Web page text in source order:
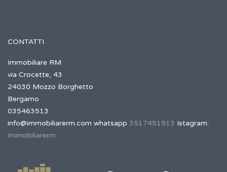
CONTATTI
Immobiliare RM
via Crocette, 43
24030 Mozzo Borghetto
Bergamo
035463513
info@immobiliarerm.com whatsapp 3517451913 Istagram:
immobiliarerm